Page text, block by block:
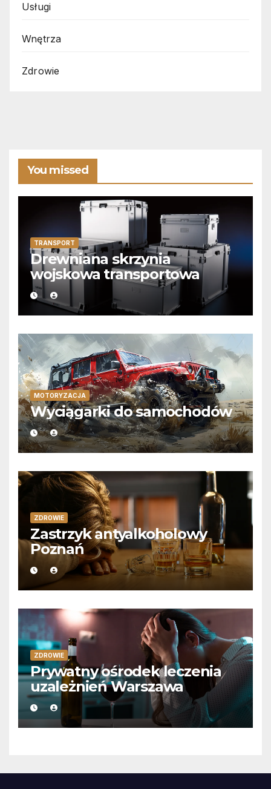
Usługi
Wnętrza
Zdrowie
You missed
TRANSPORT
Drewniana skrzynia
wojskowa transportowa
MOTORYZACJA
Wyciągarki do samochodów
ZDROWIE
Zastrzyk antyalkoholowy
Poznań
ZDROWIE
Prywatny ośrodek leczenia
uzależnień Warszawa